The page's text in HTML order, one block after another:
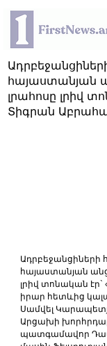
հայաստանյան
լրահոսը լրիվ
Տիգրան
Ադրբեջանցիների
հայաստանյան
լրիվ տոնական
իրար հետևից
Սամվել
Արցախի
պատգամավոր